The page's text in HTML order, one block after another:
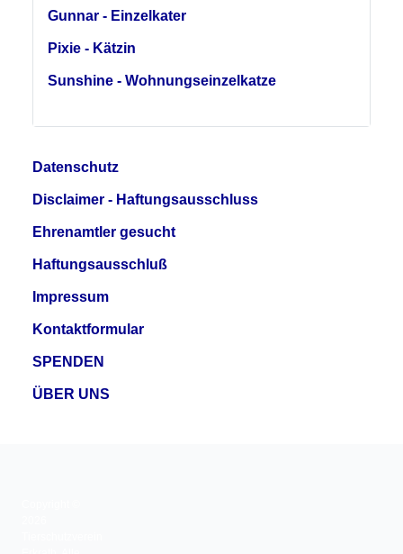
Gunnar - Einzelkater
Pixie - Kätzin
Sunshine - Wohnungseinzelkatze
Datenschutz
Disclaimer - Haftungsausschluss
Ehrenamtler gesucht
Haftungsausschluß
Impressum
Kontaktformular
SPENDEN
ÜBER UNS